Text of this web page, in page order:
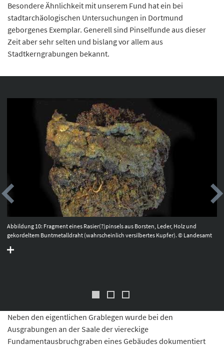
Besondere Ähnlichkeit mit unserem Fund hat ein bei
stadtarchäologischen Untersuchungen in Dortmund
geborgenes Exemplar. Generell sind Pinselfunde aus dieser
Zeit aber sehr selten und bislang vor allem aus
Stadtkerngrabungen bekannt.
Abbildung 10: Fragment eines Rasier(?)pinsels aus Borsten, Leder, Holz und
gekordeltem Buntmetalldraht (wahrscheinlich versilbertes Kupfer). © Landesamt
Neben den eigentlichen Grablegen wurde bei den
Ausgrabungen an der Saale der viereckige
Fundamentausbruchgraben eines Gebäudes dokumentiert